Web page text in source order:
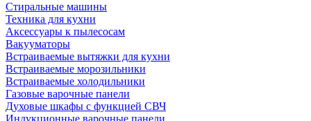
Стиральные машины
Техника для кухни
Аксессуары к пылесосам
Вакууматоры
Встраиваемые вытяжки для кухни
Встраиваемые морозильники
Встраиваемые холодильники
Газовые варочные панели
Духовые шкафы с функцией СВЧ
Индукционные варочные панели